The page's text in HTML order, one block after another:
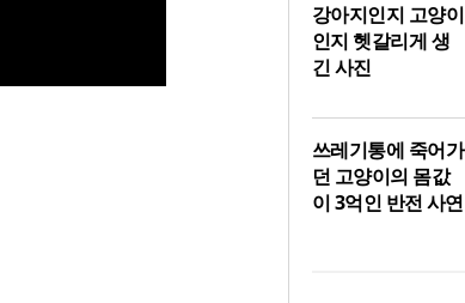
강아지인지 고양이
인지 헷갈리게 생
긴 사진
쓰레기통에 죽어가
던 고양이의 몸값
이 3억인 반전 사연